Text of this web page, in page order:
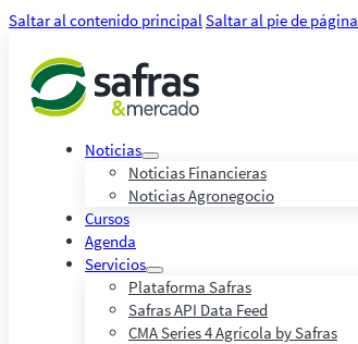
Saltar al contenido principalSaltar al pie de página
Noticias
Noticias Financieras
Noticias Agronegocio
Cursos
Agenda
Servicios
Plataforma Safras
Safras API Data Feed
CMA Series 4 Agrícola by Safras